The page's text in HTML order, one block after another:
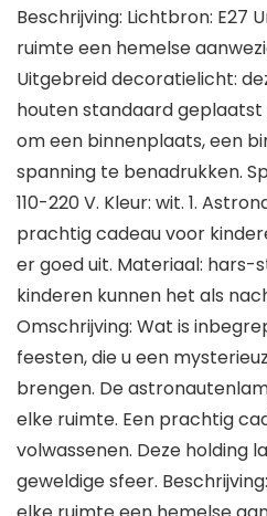
Beschrijving: Lichtbron: E27
ruimte een hemelse
Uitgebreid decoratielicht:
houten standaard geplaatst
om een binnenplaats, een
spanning te benadrukken.
110-220 V. Kleur: wit. 1.
prachtig cadeau voor
er goed uit. Materiaal: hars-
kinderen kunnen het als
Omschrijving: Wat is
feesten, die u een
brengen. De
elke ruimte. Een prachtig
volwassenen. Deze holding
geweldige sfeer.